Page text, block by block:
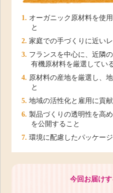
1. オーガニック原材料を使
と
2. 家庭での手づくりに近い
3. フランスを中心に、近隣
有機原材料を厳選してい
4. 原材料の産地を厳選し、
と
5. 地域の活性化と雇用に貢
6. 製品づくりの透明性を高
を公開すること
7. 環境に配慮したパッケー
今回お届け